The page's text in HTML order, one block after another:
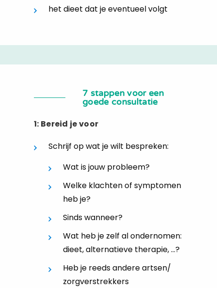
het dieet dat je eventueel volgt
7 stappen voor een
goede consultatie
1: Bereid je voor
Schrijf op wat je wilt bespreken:
Wat is jouw probleem?
Welke klachten of symptomen
heb je?
Sinds wanneer?
Wat heb je zelf al ondernomen:
dieet, alternatieve therapie, …?
Heb je reeds andere artsen/
zorgverstrekkers